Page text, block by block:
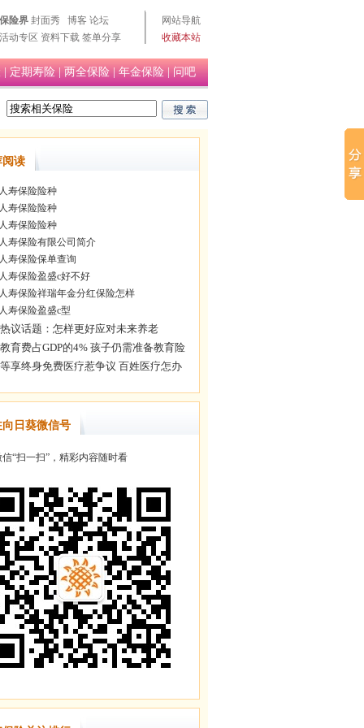
保险界 封面秀 博客 论坛
活动专区 资料下载 签单分享
网站导航
收藏本站
|定期寿险|两全保险|年金保险|问吧
阅读
寿保险险种
寿保险险种
寿保险险种
寿保险有限公司简介
寿保险保单查询
寿保险盈盛c好不好
寿保险祥瑞年金分红保险怎样
寿保险盈盛c型
向日葵微信号
“扫一扫”，精彩内容随时看